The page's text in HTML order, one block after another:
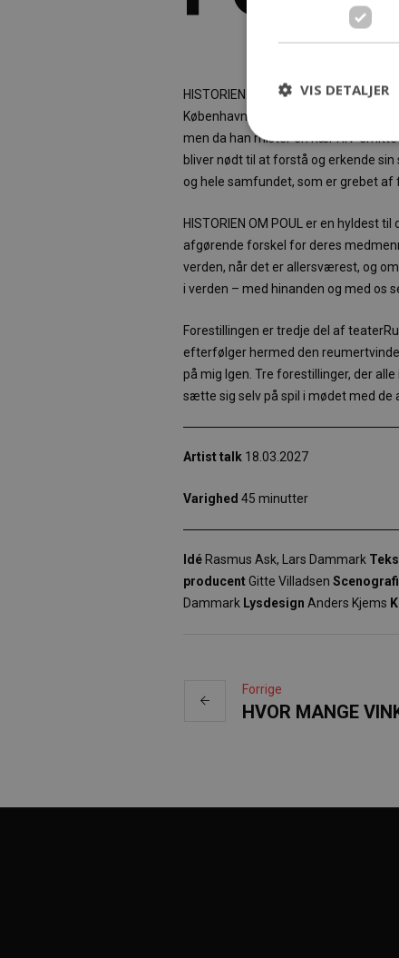
HISTORIEN OM POUL er historien
København – og som får konstateret
men da han mister en nær HIV-
bliver nødt til at forstå og erkende
og hele samfundet, som er grebet af
HISTORIEN OM POUL er en hyldest
afgørende forskel for deres
verden, når det er allersværest, og
i verden – med hinanden og med os
Forestillingen er tredje del af
efterfølger hermed den
på mig Igen. Tre forestillinger, der
sætte sig selv på spil i mødet med de
Artist talk18.03.2027
Varighed 45 minutter
IdéRasmus Ask, Lars Dammark
producentGitte Villadsen Scenografi
Dammark Lysdesign Anders Kjems
Forrige
HVOR MANGE
VIS DETALJER